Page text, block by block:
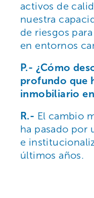
activos de
nuestra
de riesgos
en entornos
P.- ¿Cómo
profundo que
inmobiliario
R.- El cambio
ha pasado por
e
últimos años.